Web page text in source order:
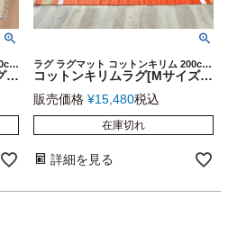
ラグ ラグマット カーペット 200×250cm コットンキリム
コットンラグ キリムラグラグ[Lサイズ] 200×250cm [Aタイプ](31400)【 ラグ マット キリム インド綿 オルテガ エスニック ネイティブ 民族 カーペット マット ラグマット 200cm 絨毯 じゅうたん らぐ おしゃれ インテリア 男前 西海岸 】
ラグ ラグマット コットンキリム 200cm インド綿 カーペット
コットンキリムラグ[Mサイズ]200×200cm[Gタイプ](31330)【生活雑貨のELEMENTS本店】
販売価格 ¥15,480税込
在庫切れ
詳細を見る